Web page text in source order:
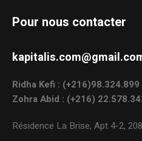
Pour nous contacter
Ridha Kefi : (+216)98.324.899
Zohra Abid : (+216)
Résidence La Brise, Apt 4-2,